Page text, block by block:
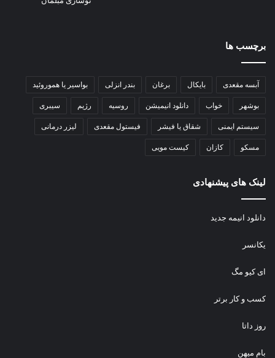
برچسب ها
آبسه مقعدی بایکال برغان بندر انزلی بواسیر یا هموروئید
بوشهر خواب دانلود انیمیشن روسیه رژیم سیبری
سیستم ایمنی شقاق یا فیشر فیستول مقعدی لیزر درمانی
مسکو کازان کیست مویی
لینک های پیشنهادی
دانلود انیمه جدید
یکانسر
ای کیو مگ
کسب و کار برتر
روز داتا
بام میهن